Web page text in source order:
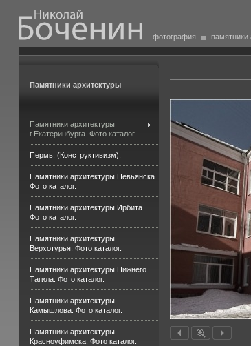
фотография памятники
Памятники архитектуры
Памятники архитектуры
г.Екатеринбурга. Фото каталог.
Пермь. (Конструктивизм).
Памятники архитектуры Невьянска.
Фото каталог.
Памятники архитектуры Ирбита.
Фото каталог.
Памятники архитектуры
Верхотурья. Фото каталог.
Памятники архитектуры Нижнего
Тагила. Фото каталог.
Памятники архитектуры
Камышлова. Фото каталог.
Памятники архитектуры
Красноуфимска. Фото каталог.